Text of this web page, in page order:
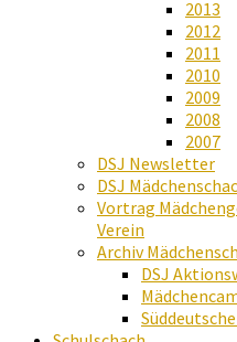
2013
2012
2011
2010
2009
2008
2007
DSJ Newsletter
DSJ
Vortrag
Verein
Archiv
DSJ